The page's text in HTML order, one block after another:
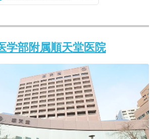
学部附属順天堂医院